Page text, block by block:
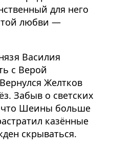
для него
любви —
Василия
с Верой
Желтков
Забыв о светских
что Шеины больше
казённые
скрываться.